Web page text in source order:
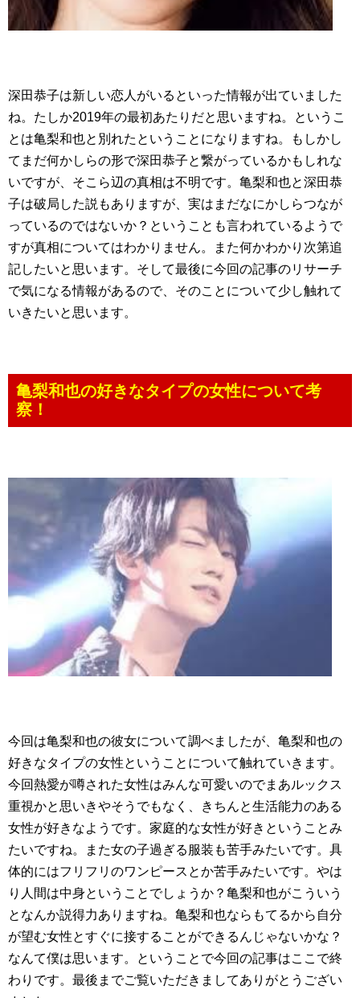
深田恭子は新しい恋人がいるといった情報が出ていました
ね。たしか2019年の最初あたりだと思いますね。というこ
とは亀梨和也と別れたということになりますね。もしかし
てまだ何かしらの形で深田恭子と繋がっているかもしれな
いですが、そこら辺の真相は不明です。亀梨和也と深田恭
子は破局した説もありますが、実はまだなにかしらつなが
っているのではないか？ということも言われているようで
すが真相についてはわかりません。また何かわかり次第追
記したいと思います。そして最後に今回の記事のリサーチ
で気になる情報があるので、そのことについて少し触れて
いきたいと思います。
亀梨和也の好きなタイプの女性について考
察！
今回は亀梨和也の彼女について調べましたが、亀梨和也の
好きなタイプの女性ということについて触れていきます。
今回熱愛が噂された女性はみんな可愛いのでまあルックス
重視かと思いきやそうでもなく、きちんと生活能力のある
女性が好きなようです。家庭的な女性が好きということみ
たいですね。また女の子過ぎる服装も苦手みたいです。具
体的にはフリフリのワンピースとか苦手みたいです。やは
り人間は中身ということでしょうか？亀梨和也がこういう
となんか説得力ありますね。亀梨和也ならもてるから自分
が望む女性とすぐに接することができるんじゃないかな？
なんて僕は思います。ということで今回の記事はここで終
わりです。最後までご覧いただきましてありがとうござい